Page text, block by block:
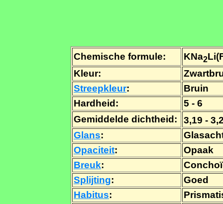
Chemische formule: KNa2
Kleur:
Streepkleur:
Bruin
Hardheid:
5 - 6
Gemiddelde dichtheid:
3,19 -
Glans:
Opaciteit:
Opaak
Breuk:
Splijting:
Goed
Habitus: